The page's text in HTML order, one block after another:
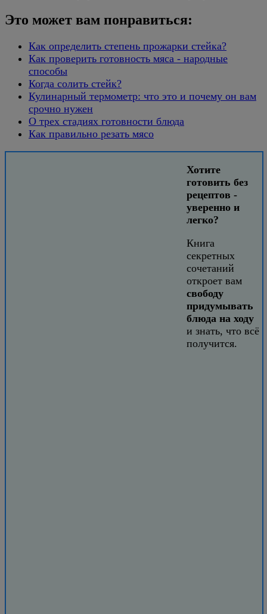
Это может вам понравиться:
Как определить степень прожарки стейка?
Как проверить готовность мяса - народные
способы
Когда солить стейк?
Кулинарный термометр: что это и почему он вам
срочно нужен
О трех стадиях готовности блюда
Как правильно резать мясо
Хотите
готовить без
рецептов -
уверенно и
легко?
Книга
секретных
сочетаний
откроет вам
свободу
придумывать
блюда на ходу
и знать, что всё
получится.